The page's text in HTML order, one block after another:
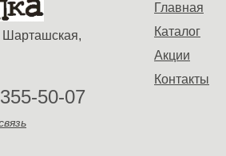
Главная
Каталог
Акции
Контакты
Шарташская,
50-07